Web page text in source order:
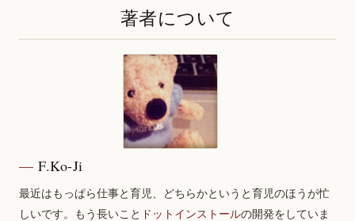
著者について
F.Ko-Ji
最近はもっぱら仕事と育児、どちらかというと育児のほうが忙
しいです。もう長いこと ドットインストールの開発をしていま